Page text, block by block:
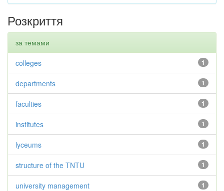
Розкриття
за темами
1
colleges
1
departments
1
faculties
1
institutes
1
lyceums
1
structure of the TNTU
1
university management